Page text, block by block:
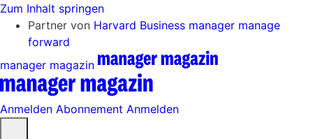
Zum Inhalt springen
Partner von Harvard Business manager manage
forward
manager magazin
Anmelden Abonnement Anmelden